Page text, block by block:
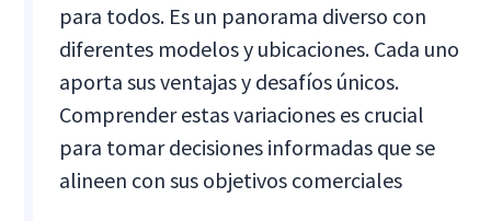
para todos. Es un panorama diverso con
diferentes modelos y ubicaciones. Cada uno
aporta sus ventajas y desafíos únicos.
Comprender estas variaciones es crucial
para tomar decisiones informadas que se
alineen con sus objetivos comerciales